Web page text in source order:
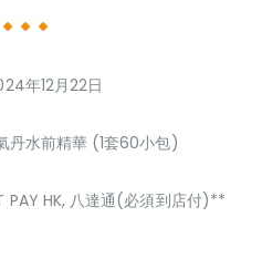
年12月22日
丹水前精華 (1套60小包)
PAY HK, 八達通(必須到店付)**